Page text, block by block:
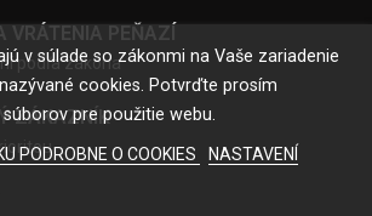
v súlade so zákonmi na Vaše zariadenie
cookies. Potvrďte prosím
pre použitie webu.
PODROBNE O COOKIES
NASTAVENÍ
VRÁTENIA PEŇAZÍ
podľa zákona
ZÁKAZNÍK